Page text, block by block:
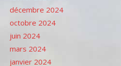
décembre 2024
octobre 2024
juin 2024
mars 2024
janvier 2024